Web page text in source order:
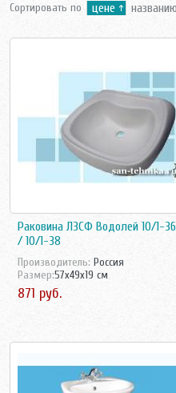
Сортировать по цене
Раковина ЛЗСФ Водолей 10/1-36
/ 10/1-38
Производитель: Россия
Размер:57x49x19 см
871 руб.